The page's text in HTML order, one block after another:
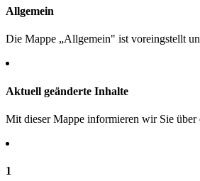
Allgemein
Die Mappe „Allgemein" ist voreingstellt
Aktuell geänderte Inhalte
Mit dieser Mappe informieren wir Sie
1